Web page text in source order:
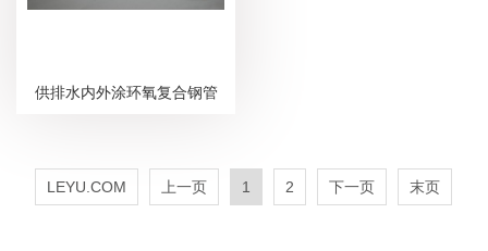
供排水内外涂环氧复合钢管
LEYU.COM 上一页 1 2 下一页 末页